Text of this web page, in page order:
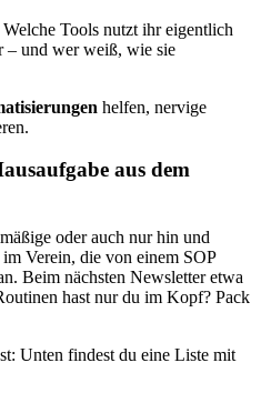
Welche Tools nutzt ihr eigentlich
– und wer weiß, wie sie
helfen, nervige
aus dem
oder auch nur hin und
Verein, die von einem SOP
Beim nächsten Newsletter etwa
hast nur du im Kopf? Pack
Unten findest du eine Liste mit